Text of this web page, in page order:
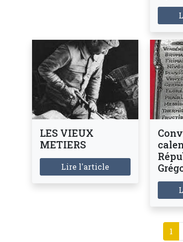
LES VIEUX
METIERS
Lire l'article
1